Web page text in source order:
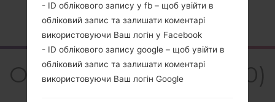
Головна → Серія → LG Optimus L1 II →
Огляд LGE410(LGE410)
- ID облікового запису у fb – щоб увійти в
обліковий запис та залишати коментарі
використовуючи Ваш логін у Facebook
- ID облікового запису google – щоб увійти в
обліковий запис та залишати коментарі
використовуючи Ваш логін Google